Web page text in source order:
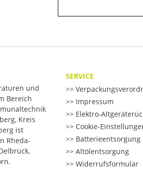
und
Bereich
Kreis
ist
Rheda-
SERVICE
Impressum
Elektro-
Cookie-
Batterieentsorgung
Altölentsorgung
Widerrufsformular